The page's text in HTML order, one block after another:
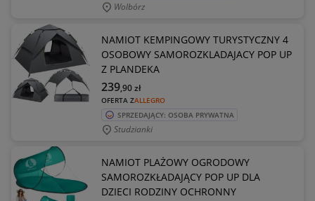
Wolbórz
NAMIOT KEMPINGOWY TURYSTYCZNY 4
OSOBOWY SAMOROZKLADAJACY POP UP
Z PLANDEKA
OFERTA ZALLEGRO
239,90zł
SPRZEDAJĄCY: OSOBA PRYWATNA
Studzianki
NAMIOT PLAŻOWY OGRODOWY
SAMOROZKŁADAJĄCY POP UP DLA
DZIECI RODZINY OCHRONNY